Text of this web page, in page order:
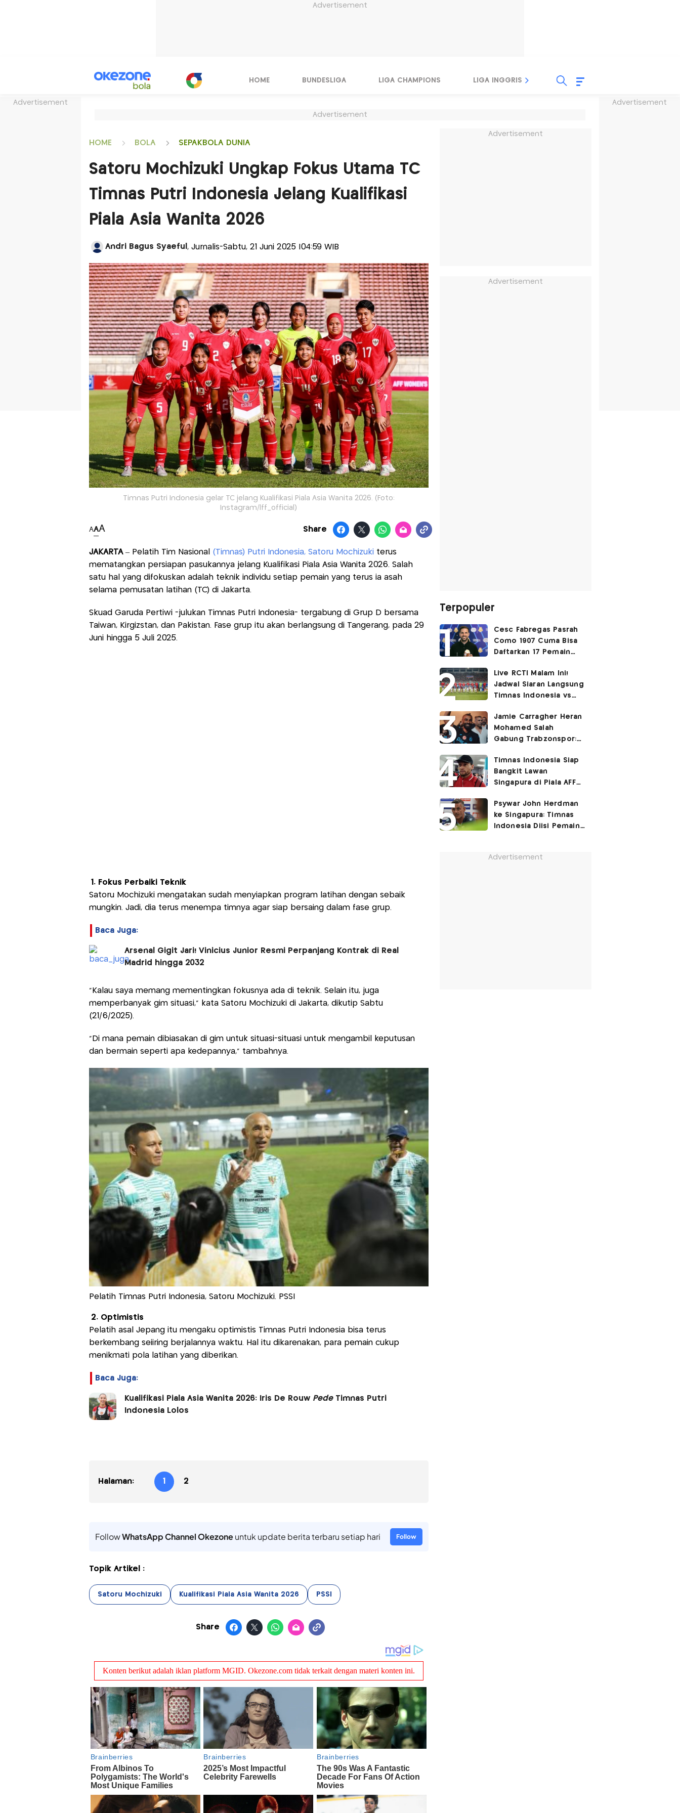
Advertisement
Advertisement Advertisement
HOME BUNDESLIGA LIGA CHAMPIONS LIGA INGGRIS LIGA ITALIA
Advertisement
HOME BOLA SEPAKBOLA DUNIA
Satoru Mochizuki Ungkap Fokus Utama TC
Timnas Putri Indonesia Jelang Kualifikasi
Piala Asia Wanita 2026
Andri Bagus Syaeful , Jurnalis-Sabtu, 21 Juni 2025 |04:59 WIB
Timnas Putri Indonesia gelar TC jelang Kualifikasi Piala Asia Wanita 2026. (Foto:
Instagram/lff_official)
AAA Share
JAKARTA – Pelatih Tim Nasional (Timnas) Putri Indonesia, Satoru Mochizuki terus
mematangkan persiapan pasukannya jelang Kualifikasi Piala Asia Wanita 2026. Salah
satu hal yang difokuskan adalah teknik individu setiap pemain yang terus ia asah
selama pemusatan latihan (TC) di Jakarta.
Skuad Garuda Pertiwi -julukan Timnas Putri Indonesia- tergabung di Grup D bersama
Taiwan, Kirgizstan, dan Pakistan. Fase grup itu akan berlangsung di Tangerang, pada 29
Juni hingga 5 Juli 2025.
1. Fokus Perbaiki Teknik
Satoru Mochizuki mengatakan sudah menyiapkan program latihan dengan sebaik
mungkin. Jadi, dia terus menempa timnya agar siap bersaing dalam fase grup.
Baca Juga:
Arsenal Gigit Jari! Vinicius Junior Resmi Perpanjang Kontrak di Real
Madrid hingga 2032
"Kalau saya memang mementingkan fokusnya ada di teknik. Selain itu, juga
memperbanyak gim situasi," kata Satoru Mochizuki di Jakarta, dikutip Sabtu
(21/6/2025).
"Di mana pemain dibiasakan di gim untuk situasi-situasi untuk mengambil keputusan
dan bermain seperti apa kedepannya," tambahnya.
Pelatih Timnas Putri Indonesia, Satoru Mochizuki. PSSI
2. Optimistis
Pelatih asal Jepang itu mengaku optimistis Timnas Putri Indonesia bisa terus
berkembang seiiring berjalannya waktu. Hal itu dikarenakan, para pemain cukup
menikmati pola latihan yang diberikan.
Baca Juga:
Kualifikasi Piala Asia Wanita 2026: Iris De Rouw PedeTimnas Putri
Indonesia Lolos
Halaman: 1 2
FollowWhatsApp Channel Okezoneuntuk update berita terbaru setiap hari Follow
Topik Artikel :
Satoru Mochizuki Kualifikasi Piala Asia Wanita 2026 PSSI
Share
Advertisement
Advertisement
Terpopuler
Cesc Fabregas Pasrah
Como 1907 Cuma Bisa
Daftarkan 17 Pemain
2026-2027
Live RCTI Malam Ini!
Jadwal Siaran Langsung
Timnas Indonesia vs
2026: Laga Hidup Mati
Jamie Carragher Heran
Mohamed Salah
Gabung Trabzonspor:
Ronaldo, Harusnya ke
Juventus!
Timnas Indonesia Siap
Bangkit Lawan
Singapura di Piala AFF
280 Juta Pendukung
Kami
Psywar John Herdman
ke Singapura: Timnas
Indonesia Diisi Pemain
Advertisement